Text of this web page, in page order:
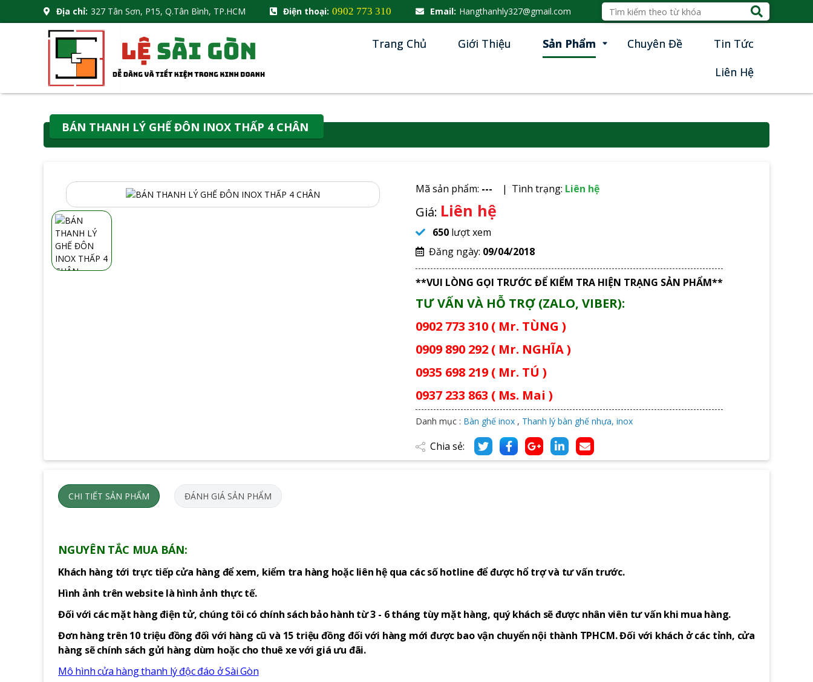
Địa chỉ: 327 Tân Sơn, P15, Q.Tân Bình, TP.HCM Điện thoại: 0902 773 310 Email: Hangthanhly327@gmail.com
Trang Chủ Giới Thiệu Sản Phẩm Chuyên Đề
Tin Tức
Liên Hệ
BÁN THANH LÝ GHẾ ĐÔN INOX THẤP 4 CHÂN
Mã sản phẩm: --- Tình trạng: Liên hệ
Giá: Liên hệ
650 lượt xem
Đăng ngày: 09/04/2018
**VUI LÒNG GỌI TRƯỚC ĐỂ KIỂM TRA HIỆN TRẠNG SẢN PHẨM**
TƯ VẤN VÀ HỖ TRỢ (ZALO, VIBER):
0902 773 310 ( Mr. TÙNG )
0909 890 292 ( Mr. NGHĨA )
0935 698 219 ( Mr. TÚ )
0937 233 863 ( Ms. Mai )
Danh mục : Bàn ghế inox , Thanh lý bàn ghế nhựa, inox
Chia sẻ:
CHI TIẾT SẢN PHẨM ĐÁNH GIÁ SẢN PHẨM
NGUYÊN TẮC MUA BÁN:
Khách hàng tới trực tiếp cửa hàng để xem, kiểm tra hàng hoặc liên hệ qua các số hotline để được hổ trợ và tư vấn trước.
Hình ảnh trên website là hình ảnh thực tế.
Đối với các mặt hàng điện tử, chúng tôi có chính sách bảo hành từ 3 - 6 tháng tùy mặt hàng, quý khách sẽ được nhân viên tư vấn khi mua hàng.
Đơn hàng trên 10 triệu đồng đối với hàng cũ và 15 triệu đồng đối với hàng mới được bao vận chuyển nội thành TPHCM. Đối với khách ở các tỉnh, cửa
hàng sẽ chính sách gửi hàng dùm hoặc cho thuê xe với giá ưu đãi.
Mô hình cửa hàng thanh lý độc đáo ở Sài Gòn